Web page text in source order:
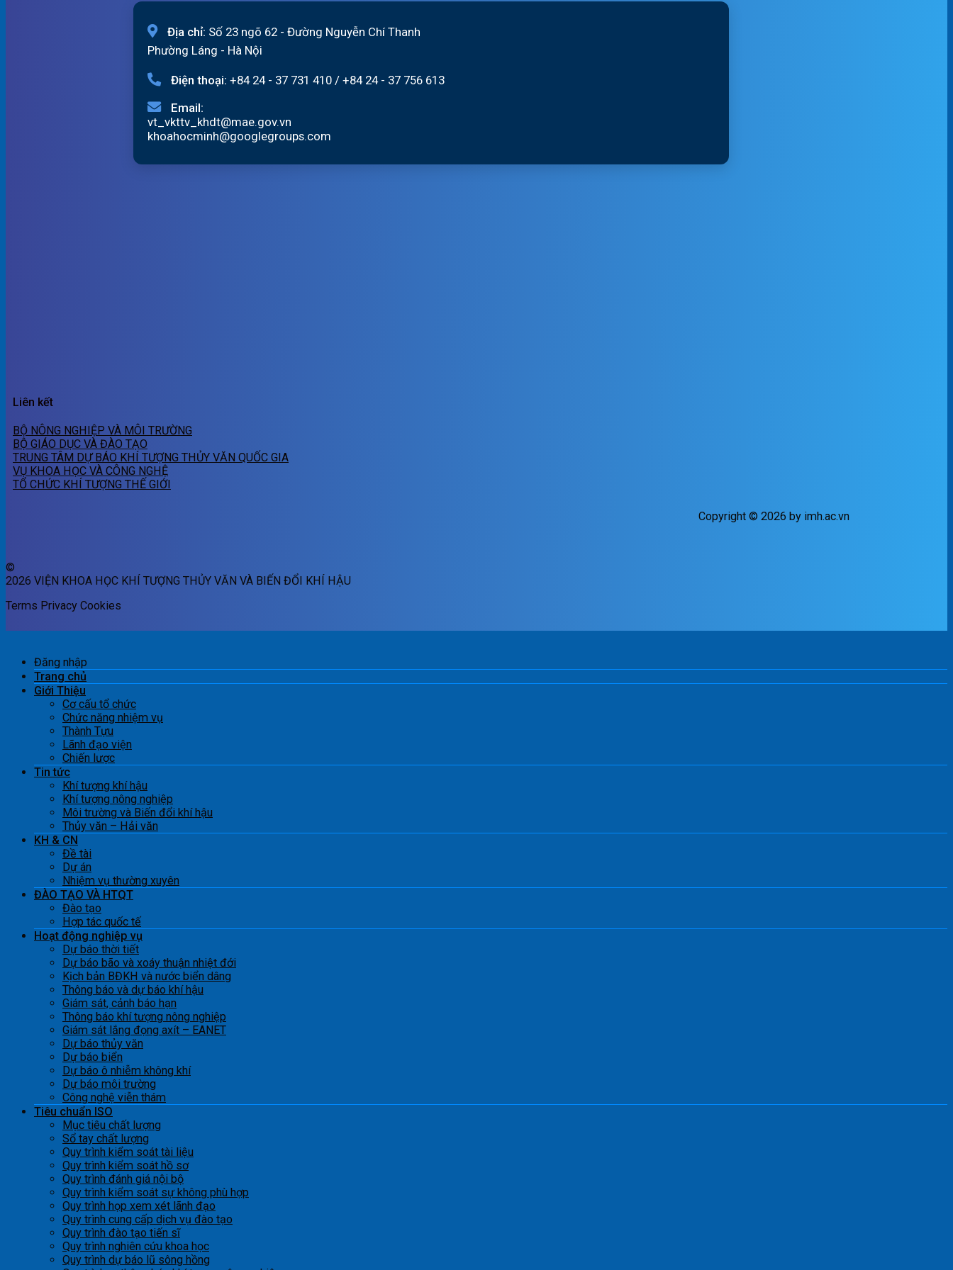
Địa chỉ: Số 23 ngõ 62 - Đường Nguyễn Chí Thanh
Phường Láng - Hà Nội
Điện thoại: +84 24 - 37 731 410 / +84 24 - 37 756 613
Email:
vt_vkttv_khdt@mae.gov.vn
khoahocminh@googlegroups.com
Liên kết
BỘ NÔNG NGHIỆP VÀ MÔI TRƯỜNG
BỘ GIÁO DỤC VÀ ĐÀO TẠO
TRUNG TÂM DỰ BÁO KHÍ TƯỢNG THỦY VĂN QUỐC GIA
VỤ KHOA HỌC VÀ CÔNG NGHỆ
TỔ CHỨC KHÍ TƯỢNG THẾ GIỚI
Copyright © 2026 by imh.ac.vn
©
2026 VIỆN KHOA HỌC KHÍ TƯỢNG THỦY VĂN VÀ BIẾN ĐỔI KHÍ HẬU
Terms Privacy Cookies
Đăng nhập
Trang chủ
Giới Thiệu
Cơ cấu tổ chức
Chức năng nhiệm vụ
Thành Tựu
Lãnh đạo viện
Chiến lược
Tin tức
Khí tượng khí hậu
Khí tượng nông nghiệp
Môi trường và Biến đổi khí hậu
Thủy văn – Hải văn
KH & CN
Đề tài
Dự án
Nhiệm vụ thường xuyên
ĐÀO TẠO VÀ HTQT
Đào tạo
Hợp tác quốc tế
Hoạt động nghiệp vụ
Dự báo thời tiết
Dự báo bão và xoáy thuận nhiệt đới
Kịch bản BĐKH và nước biển dâng
Thông báo và dự báo khí hậu
Giám sát, cảnh báo hạn
Thông báo khí tượng nông nghiệp
Giám sát lắng đọng axít – EANET
Dự báo thủy văn
Dự báo biển
Dự báo ô nhiễm không khí
Dự báo môi trường
Công nghệ viễn thám
Tiêu chuẩn ISO
Mục tiêu chất lượng
Sổ tay chất lượng
Quy trình kiểm soát tài liệu
Quy trình kiểm soát hồ sơ
Quy trình đánh giá nội bộ
Quy trình kiểm soát sự không phù hợp
Quy trình họp xem xét lãnh đạo
Quy trình cung cấp dịch vụ đào tạo
Quy trình đào tạo tiến sĩ
Quy trình nghiên cứu khoa học
Quy trình dự báo lũ sông hồng